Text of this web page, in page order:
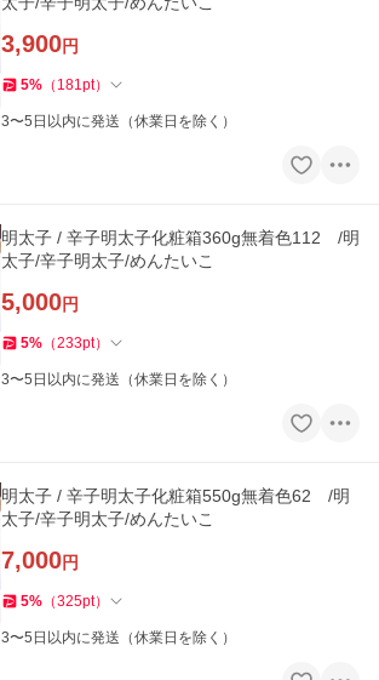
3,900円
5% （ 181pt）
3〜5日以内に発送（休業日を除く）
明太子 / 辛子明太子化粧箱360g無着色112 /明
太子/辛子明太子/めんたいこ
5,000円
5% （233pt）
3〜5日以内に発送（休業日を除く）
明太子 / 辛子明太子化粧箱550g無着色62 /明
太子/辛子明太子/めんたいこ
7,000円
5% （325pt）
3〜5日以内に発送（休業日を除く）